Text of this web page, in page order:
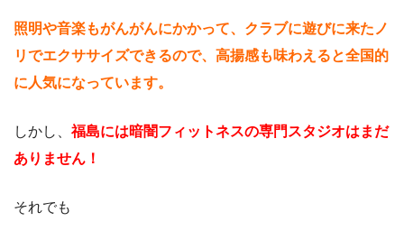
照明や音楽もがんがんにかかって、クラブに遊びに来たノ
リでエクササイズできるので、高揚感も味わえると全国的
に人気になっています。
しかし、福島には暗闇フィットネスの専門スタジオはまだ
ありません！
それでも